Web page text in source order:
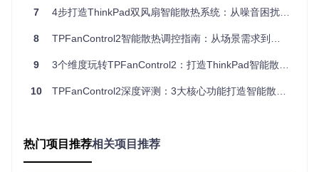
首次运行需以管理员权限启动
源占用过高
优先，而渲染任务则要求散热效率。传统工具往往缺乏精细化
7 4步打造ThinkPad双风扇智能散热系统：从噪音困扰到静音高效的蜕变
8 TPFanControl2智能散热调控指南：从场景需求到实施验证的全流程方案
9 3个维度玩转TPFanControl2：打造ThinkPad智能散热平衡系统
10 TPFanControl2深度评测：3大核心功能打造智能散热解决方案
热门项目推荐相关项目推荐